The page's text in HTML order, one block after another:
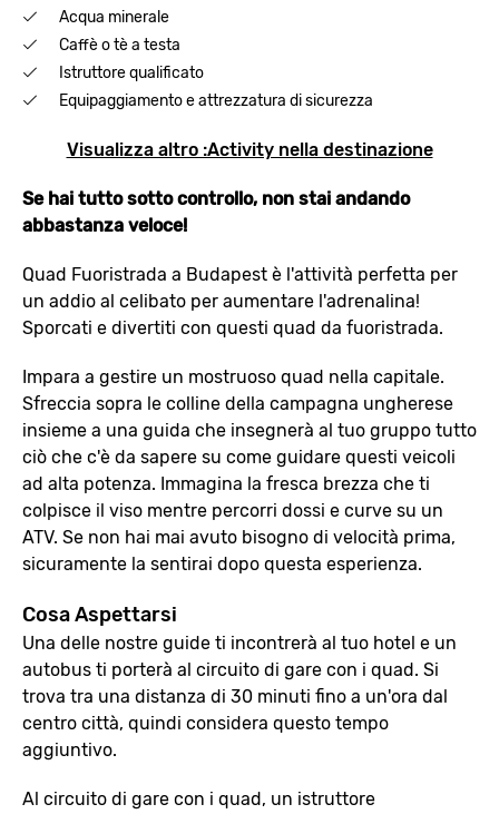
Acqua minerale
Caffè o tè a testa
Istruttore qualificato
Equipaggiamento e attrezzatura di sicurezza
Visualizza altro :Activity nella destinazione
Se hai tutto sotto controllo, non stai andando
abbastanza veloce!
Quad Fuoristrada a Budapest è l'attività perfetta per
un addio al celibato per aumentare l'adrenalina!
Sporcati e divertiti con questi quad da fuoristrada.
Impara a gestire un mostruoso quad nella capitale.
Sfreccia sopra le colline della campagna ungherese
insieme a una guida che insegnerà al tuo gruppo tutto
ciò che c'è da sapere su come guidare questi veicoli
ad alta potenza. Immagina la fresca brezza che ti
colpisce il viso mentre percorri dossi e curve su un
ATV. Se non hai mai avuto bisogno di velocità prima,
sicuramente la sentirai dopo questa esperienza.
Cosa Aspettarsi
Una delle nostre guide ti incontrerà al tuo hotel e un
autobus ti porterà al circuito di gare con i quad. Si
trova tra una distanza di 30 minuti fino a un'ora dal
centro città, quindi considera questo tempo
aggiuntivo.
Al circuito di gare con i quad, un istruttore